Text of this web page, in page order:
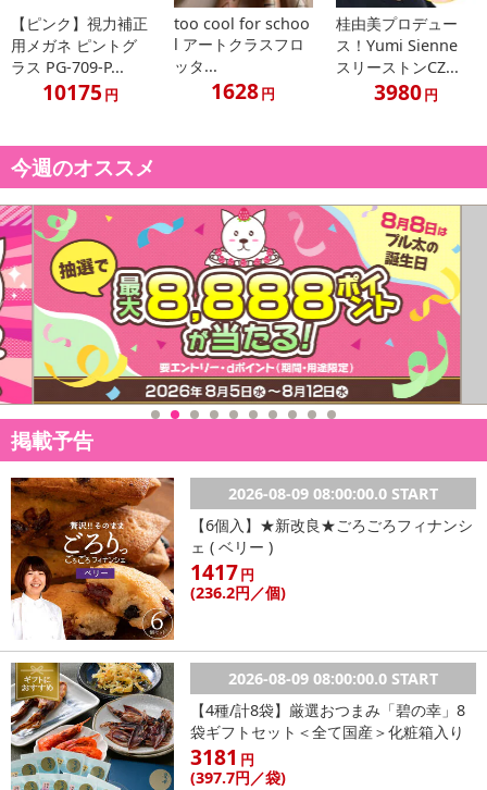
【ピンク】視力補正
用メガネ ピントグ
ラス PG-709-P...
10175 円
too cool for schoo
l アートクラスフロ
ッタ...
1628円
桂由美プロデュー
ス！Yumi Sienne
スリーストンCZ...
3980円
今週のオススメ
掲載予告
2026-08-09 08:00:00.0 START
【6個入】★新改良★ごろごろフィナンシ
ェ ( ベリー )
1417円
(236.2円 ／個)
2026-08-09 08:00:00.0 START
【4種/計8袋】厳選おつまみ「碧の幸」8
袋ギフトセット＜全て国産＞化粧箱入り
3181 円
(397.7円／袋)